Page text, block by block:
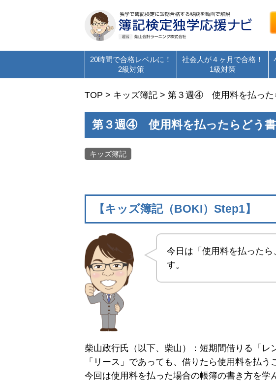
簿記
20時間で合格レベルに！
2級対策
社会人が４ヶ月で合格！
1級対策
TOP > キッズ簿記 > 第３週④ 使用料を払った
第３週④ 使用料を払ったらどう書
キッズ簿記
【キッズ簿記（BOKI）Step1】
今日は「使用料を払った
す。
柴山政行氏（以下、柴山）：短期間借りる「レ
「リース」であっても、借りたら使用料を払う
今回は使用料を払った場合の帳簿の書き方を学